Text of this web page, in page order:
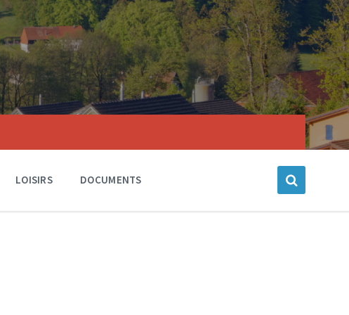
LOISIRS DOCUMENTS